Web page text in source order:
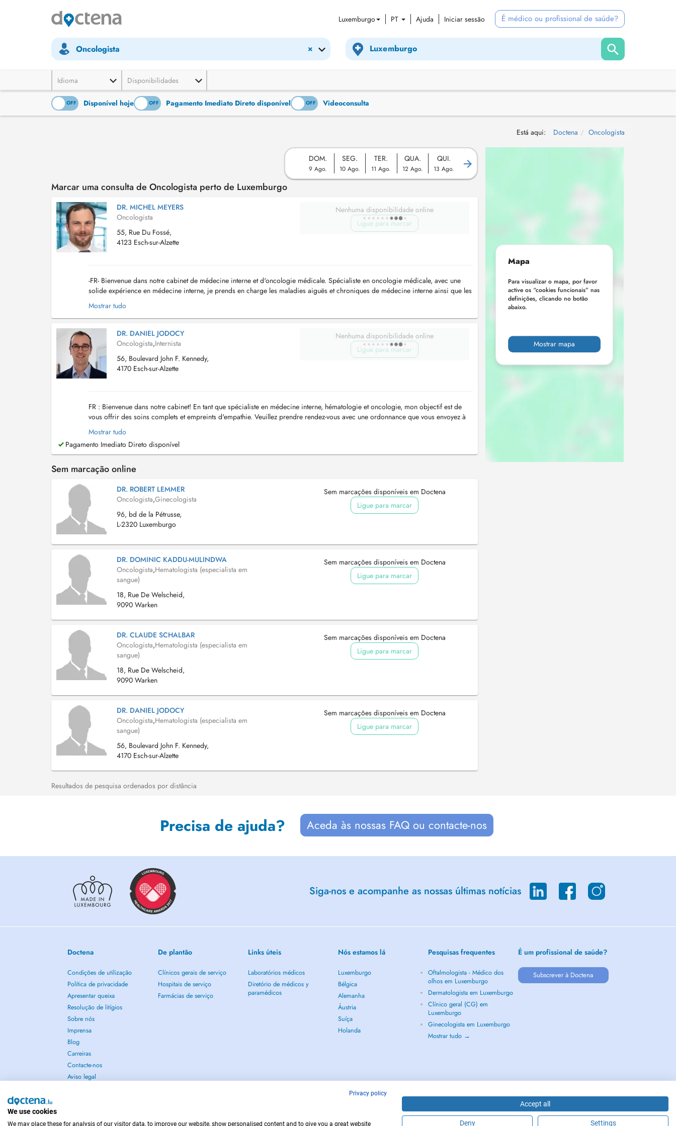
Luxemburgo PT Ajuda Iniciar sessão É médico ou profissional de saúde?
×
Oncologista
Idioma Disponibilidades
OFF Disponível hoje
ON OFF Pagamento Imediato Direto disponível
ON OFF Videoconsulta
Está aqui: Doctena Oncologista
DOM.
9 Ago.
SEG.
10 Ago.
TER.
11 Ago.
QUA.
12 Ago.
QUI.
13 Ago.
Marcar uma consulta de Oncologista perto de Luxemburgo
DR. MICHEL MEYERS
Oncologista
55, Rue Du Fossé,
4123 Esch-sur-Alzette
Nenhuma disponibilidade online
Ligue para marcar
-FR- Bienvenue dans notre cabinet de médecine interne et d'oncologie médicale. Spécialiste en oncologie médicale, avec une
solide expérience en médecine interne, je prends en charge les maladies aiguës et chroniques de médecine interne ainsi que les
cancers solides. Mon activité est principaleme...
Mostrar tudo
DR. DANIEL JODOCY
Oncologista,Internista
56, Boulevard John F. Kennedy,
4170 Esch-sur-Alzette
Nenhuma disponibilidade online
Ligue para marcar
FR : Bienvenue dans notre cabinet! En tant que spécialiste en médecine interne, hématologie et oncologie, mon objectif est de
vous offrir des soins complets et empreints d'empathie. Veuillez prendre rendez-vous avec une ordonnance que vous envoyez à
secretariat@hope.lu
Mostrar tudo
Pagamento Imediato Direto disponível
Sem marcação online
DR. ROBERT LEMMER
Oncologista,Ginecologista
96, bd de la Pétrusse,
L-2320 Luxemburgo
Sem marcações disponíveis em Doctena
Ligue para marcar
DR. DOMINIC KADDU-MULINDWA
Oncologista,Hematologista (especialista em
sangue)
18, Rue De Welscheid,
9090 Warken
Sem marcações disponíveis em Doctena
Ligue para marcar
DR. CLAUDE SCHALBAR
Oncologista,Hematologista (especialista em
sangue)
18, Rue De Welscheid,
9090 Warken
Sem marcações disponíveis em Doctena
Ligue para marcar
DR. DANIEL JODOCY
Oncologista,Hematologista (especialista em
sangue)
56, Boulevard John F. Kennedy,
4170 Esch-sur-Alzette
Sem marcações disponíveis em Doctena
Ligue para marcar
Resultados de pesquisa ordenados por distância
Mapa
Para visualizar o mapa, por favor
active os “cookies funcionais” nas
definições, clicando no botão
abaixo.
Mostrar mapa
Precisa de ajuda? Aceda às nossas FAQ ou contacte-nos
Siga-nos e acompanhe as nossas últimas notícias
Doctena
Condições de utilização
Política de privacidade
Apresentar queixa
Resolução de litígios
Sobre nós
Imprensa
Blog
Carreiras
Contacte-nos
Aviso legal
De plantão
Clínicos gerais de serviço
Hospitais de serviço
Farmácias de serviço
Links úteis
Laboratórios médicos
Diretório de médicos y
paramédicos
Nós estamos lá
Luxemburgo
Bélgica
Alemanha
Áustria
Suíça
Holanda
Pesquisas frequentes
Oftalmologista - Médico dos
olhos em Luxemburgo
Dermatologista em Luxemburgo
Clínico geral (CG) em
Luxemburgo
Ginecologista em Luxemburgo
Mostrar tudo →
É um profissional de saúde?
Subscrever à Doctena
Privacy policy
We use cookies
We may place these for analysis of our visitor data, to improve our website, show personalised content and to give you a great website
Accept all
Deny Settings